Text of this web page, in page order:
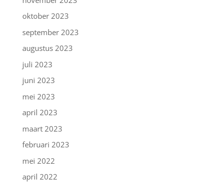
oktober 2023
september 2023
augustus 2023
juli 2023
juni 2023
mei 2023
april 2023
maart 2023
februari 2023
mei 2022
april 2022